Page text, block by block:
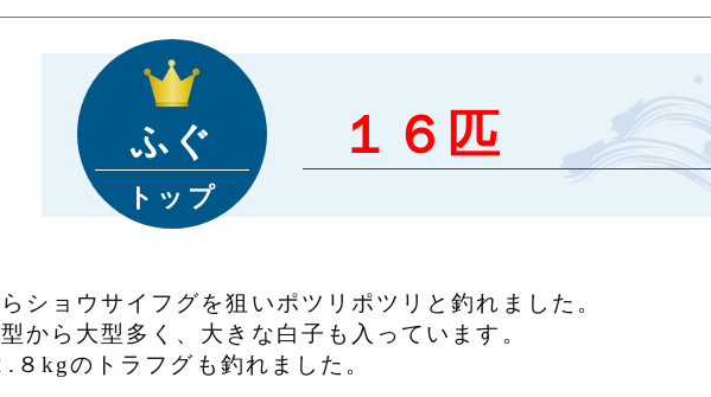
ふぐ
トップ
１６匹
ショウサイフグを狙いポツリポツリと釣れました。
から大型多く、大きな白子も入っています。
.８kgのトラフグも釣れました。